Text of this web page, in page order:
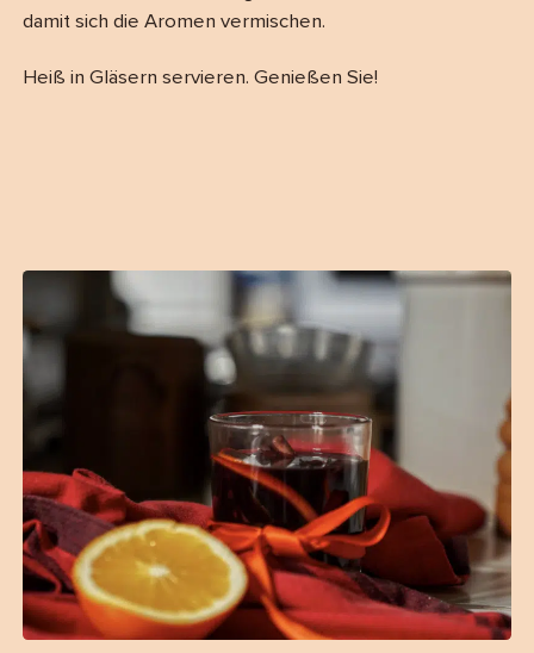
damit sich die Aromen vermischen.
Heiß in Gläsern servieren. Genießen Sie!